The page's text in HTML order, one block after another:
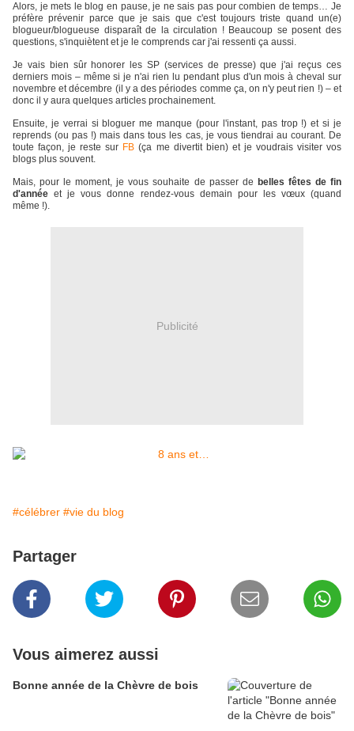
Alors, je mets le blog en pause, je ne sais pas pour combien de temps… Je
préfère prévenir parce que je sais que c'est toujours triste quand un(e)
blogueur/blogueuse disparaît de la circulation ! Beaucoup se posent des
questions, s'inquiètent et je le comprends car j'ai ressenti ça aussi.
Je vais bien sûr honorer les SP (services de presse) que j'ai reçus ces
derniers mois – même si je n'ai rien lu pendant plus d'un mois à cheval sur
novembre et décembre (il y a des périodes comme ça, on n'y peut rien !) – et
donc il y aura quelques articles prochainement.
Ensuite, je verrai si bloguer me manque (pour l'instant, pas trop !) et si je
reprends (ou pas !) mais dans tous les cas, je vous tiendrai au courant. De
toute façon, je reste sur FB (ça me divertit bien) et je voudrais visiter vos
blogs plus souvent.
Mais, pour le moment, je vous souhaite de passer de belles fêtes de fin
d'année et je vous donne rendez-vous demain pour les vœux (quand
même !).
Publicité
#célébrer #vie du blog
Partager
Vous aimerez aussi
Bonne année de la Chèvre de bois